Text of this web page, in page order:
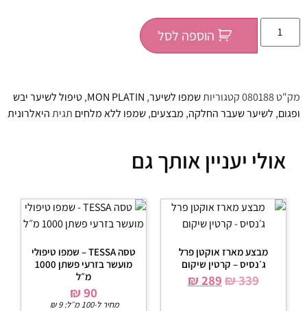
הוספה לסל
מק"ט080188קטגוריותשמפו לשיער,
MON PLATIN
,טיפול לשיער יבש
ופגום,לשיער שעבר החלקה,מבצעים,שמפו ללא מלחיםתגיתהיאלרונית
אולי יעניין אותך גם
מבצע מארז אוקטן פרל
ג׳נסיס – קרטין שיקום
₪339
₪289
טסה TESSA – שמפו טיפולי
מועשר בזרעי פשתן 1000
מ״ל
₪90
מחיר ל-100 מ״ל: ₪9